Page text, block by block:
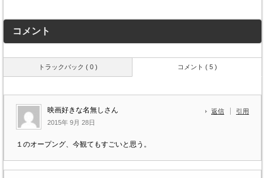
コメント
トラックバック ( 0 ) コメント ( 5 )
映画好きな名無しさん
2015年 9月 28日
返信 引用
１のオープング、今観てもすごいと思う。